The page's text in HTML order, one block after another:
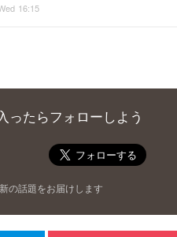
16:15
ったらフォローしよう
の話題をお届けします